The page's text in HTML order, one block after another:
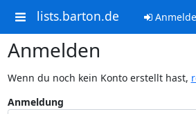
lists.barton.de
Anmelden
Wenn du noch kein Konto erstellt hast,
Anmeldung